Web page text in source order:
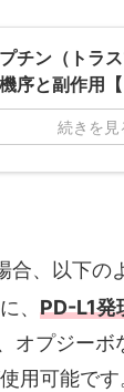
チン（トラス
序と副作用【
続きを見
合、以下の
、 PD-L1発
オプジーボ
用可能です